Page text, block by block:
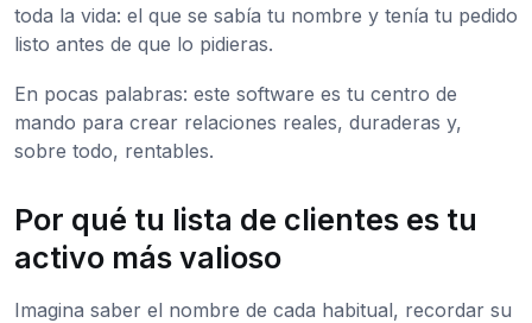
toda la vida: el que se sabía tu nombre y tenía tu pedido
listo antes de que lo pidieras.
En pocas palabras: este software es tu centro de
mando para crear relaciones reales, duraderas y,
sobre todo, rentables.
Por qué tu lista de clientes es tu
activo más valioso
Imagina saber el nombre de cada habitual, recordar su